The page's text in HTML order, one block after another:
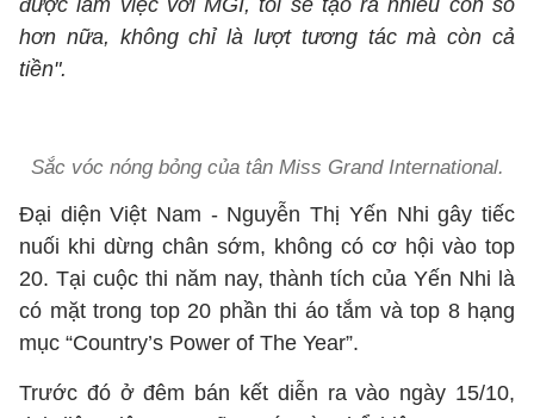
được làm việc với MGI, tôi sẽ tạo ra nhiều con số
hơn nữa, không chỉ là lượt tương tác mà còn cả
tiền".
Sắc vóc nóng bỏng của tân Miss Grand International.
Đại diện Việt Nam - Nguyễn Thị Yến Nhi gây tiếc
nuối khi dừng chân sớm, không có cơ hội vào top
20. Tại cuộc thi năm nay, thành tích của Yến Nhi là
có mặt trong top 20 phần thi áo tắm và top 8 hạng
mục “Country’s Power of The Year”.
Trước đó ở đêm bán kết diễn ra vào ngày 15/10,